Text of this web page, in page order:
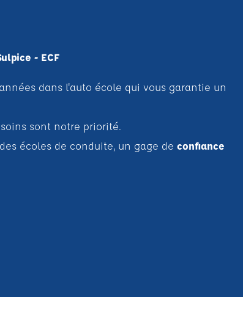
- ECF
dans l'auto école qui vous garantie un
sont notre priorité.
écoles de conduite, un gage de confiance